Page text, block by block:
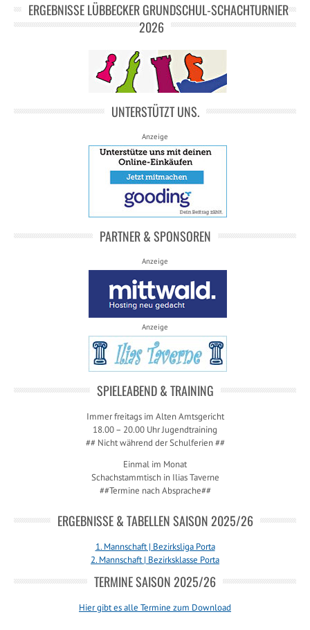
ERGEBNISSE LÜBBECKER GRUNDSCHUL-SCHACHTURNIER
2026
UNTERSTÜTZT UNS.
Anzeige
PARTNER & SPONSOREN
Anzeige
Anzeige
SPIELEABEND & TRAINING
Immer freitags im Alten Amtsgericht
18.00 – 20.00 Uhr Jugendtraining
## Nicht während der Schulferien ##
Einmal im Monat
Schachstammtisch in Ilias Taverne
##Termine nach Absprache##
ERGEBNISSE & TABELLEN SAISON 2025/26
1. Mannschaft | Bezirksliga Porta
2. Mannschaft | Bezirksklasse Porta
TERMINE SAISON 2025/26
Hier gibt es alle Termine zum Download